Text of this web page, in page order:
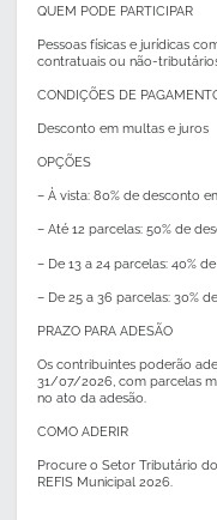
QUEM PODE PARTICIPAR
Pessoas físicas e jurídicas
contratuais ou não-
CONDIÇÕES DE
Desconto em multas e juros
OPÇÕES
– À vista: 80% de desconto
– Até 12 parcelas: 50% de
– De 13 a 24 parcelas: 40%
– De 25 a 36 parcelas: 30%
PRAZO PARA ADESÃO
Os contribuintes poderão
31/07/2026, com parcelas
no ato da adesão.
COMO ADERIR
Procure o Setor Tributário
REFIS Municipal 2026.